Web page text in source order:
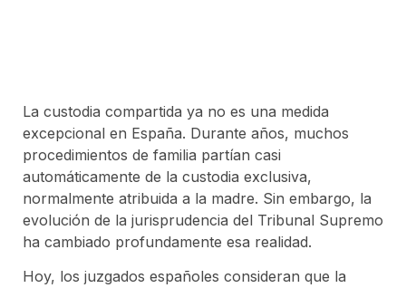
La custodia compartida ya no es una medida
excepcional en España. Durante años, muchos
procedimientos de familia partían casi
automáticamente de la custodia exclusiva,
normalmente atribuida a la madre. Sin embargo, la
evolución de la jurisprudencia del Tribunal Supremo
ha cambiado profundamente esa realidad.
Hoy, los juzgados españoles consideran que la